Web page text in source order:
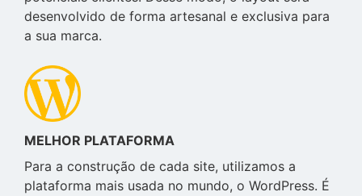
desenvolvido de forma artesanal e exclusiva para
a sua marca.
MELHOR PLATAFORMA
Para a construção de cada site, utilizamos a
plataforma mais usada no mundo, o WordPress. É